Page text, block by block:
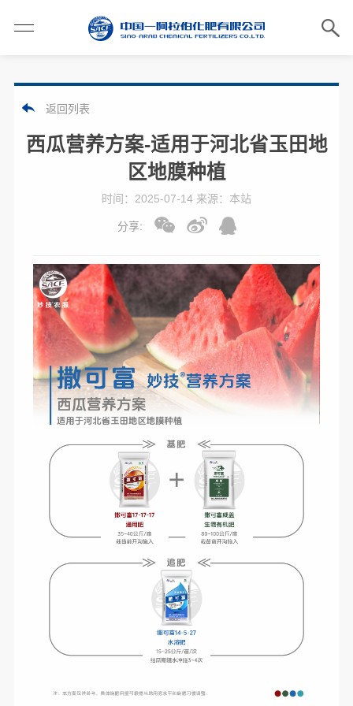
返回列表
西瓜营养方案-适用于河北省玉田地
区地膜种植
时间：2025-07-14 来源：本站
分享: